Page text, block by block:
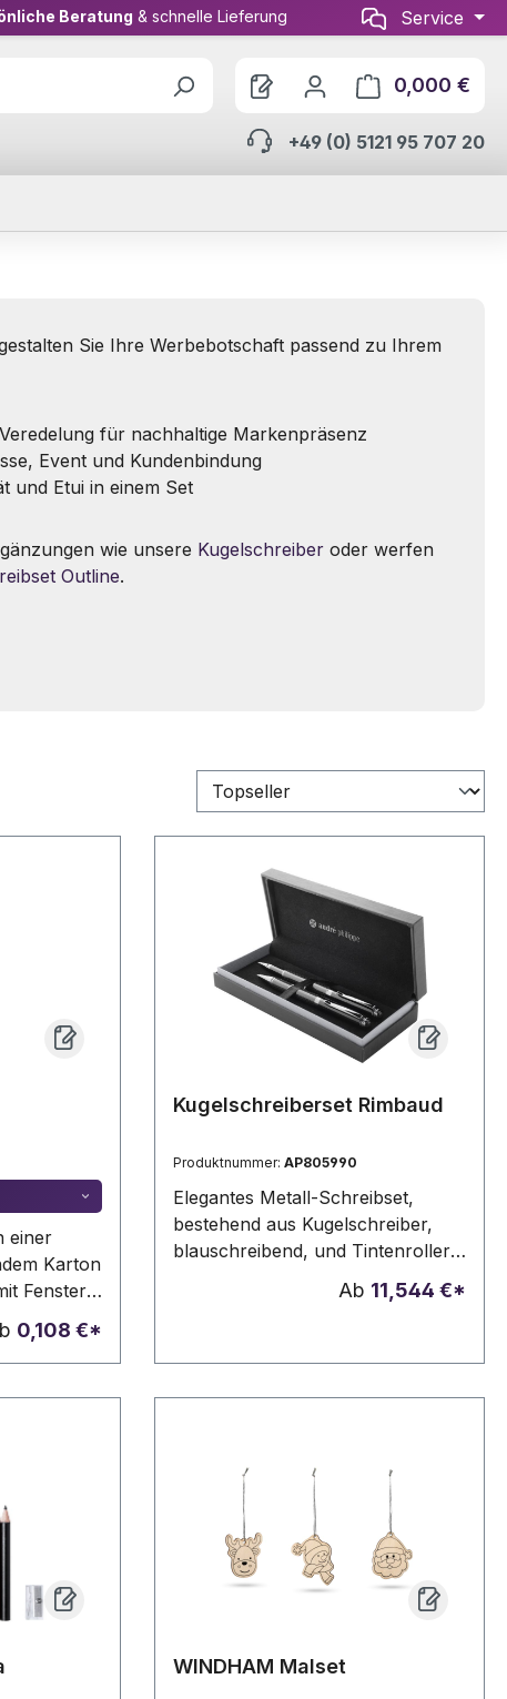
Beratung & schnelle Lieferung Service
0,000 €
+49 (0) 5121 95 707 20
Sie Ihre Werbebotschaft passend zu Ihrem
für nachhaltige Markenpräsenz
Event und Kundenbindung
und Etui in einem Set
wie unsere Kugelschreiber oder werfen
Outline.
einer
Karton
Fenster.
in
Minen in
0,108 €*
Kugelschreiberset Rimbaud
Produktnummer:AP805990
Elegantes Metall-Schreibset,
bestehend aus Kugelschreiber,
blauschreibend, und Tintenroller.
Einzeln in schwarzer
Geschenkbox. André Philippe
Ab 11,544 €*
WINDHAM Malset